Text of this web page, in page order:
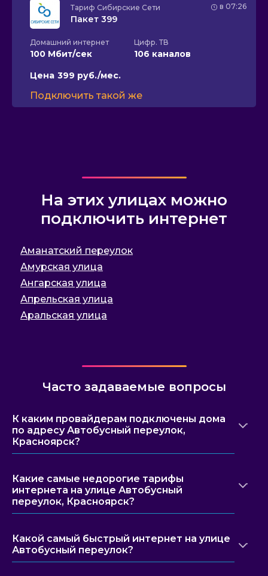
в 07:26
Тариф Сибирские Сети
Пакет 399
Домашний интернет
100 Мбит/сек
Цифр. ТВ
106 каналов
Цена 399 руб./мес.
Подключить такой же
На этих улицах можно
подключить интернет
Аманатский переулок
Амурская улица
Ангарская улица
Апрельская улица
Аральская улица
Часто задаваемые вопросы
К каким провайдерам подключены дома
по адресу Автобусный переулок,
Красноярск?
Какие самые недорогие тарифы
интернета на улице Автобусный
переулок, Красноярск?
Какой самый быстрый интернет на улице
Автобусный переулок?